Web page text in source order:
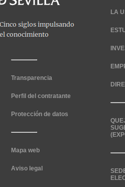
Transparencia
Perfil del contratante
Protección de datos
Mapa web
Aviso legal
LA